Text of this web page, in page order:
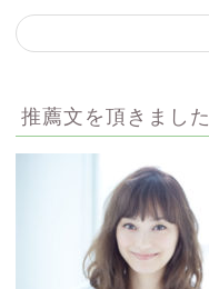
推薦文を頂きました